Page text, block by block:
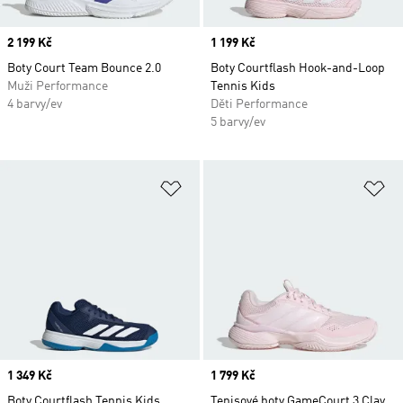
Price
2 199 Kč
Boty Court Team Bounce 2.0
Muži Performance
4 barvy/ev
Price
1 199 Kč
Boty Courtflash Hook-and-Loop
Tennis Kids
Děti Performance
5 barvy/ev
Price
1 349 Kč
Price
1 799 Kč